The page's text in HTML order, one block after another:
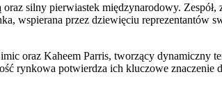
silny pierwiastek międzynarodowy.
wspierana przez dziewięciu
oraz Kaheem Parris, tworzący dynamiczny
rynkowa potwierdza ich kluczowe